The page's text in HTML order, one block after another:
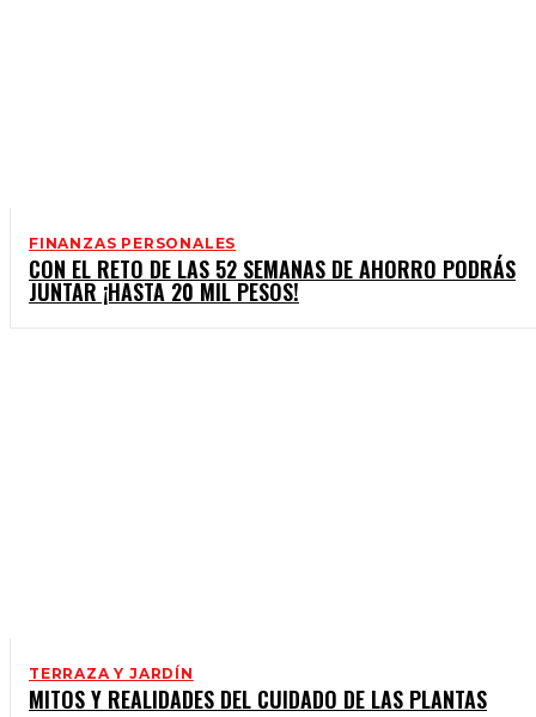
FINANZAS PERSONALES
CON EL RETO DE LAS 52 SEMANAS DE AHORRO PODRÁS
JUNTAR ¡HASTA 20 MIL PESOS!
TERRAZA Y JARDÍN
MITOS Y REALIDADES DEL CUIDADO DE LAS PLANTAS